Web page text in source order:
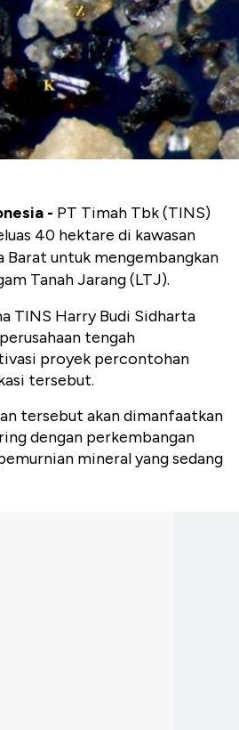
- PT Timah Tbk (TINS)
40 hektare di kawasan
Barat untuk mengembangkan
Tanah Jarang (LTJ).
TINS Harry Budi Sidharta
tengah
proyek percontohan
tersebut.
tersebut akan dimanfaatkan
dengan perkembangan
mineral yang sedang